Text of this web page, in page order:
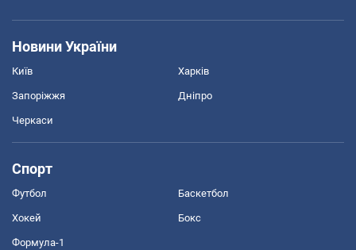
Новини України
Київ Харків
Запоріжжя Дніпро
Черкаси
Спорт
Футбол Баскетбол
Хокей Бокс
Формула-1